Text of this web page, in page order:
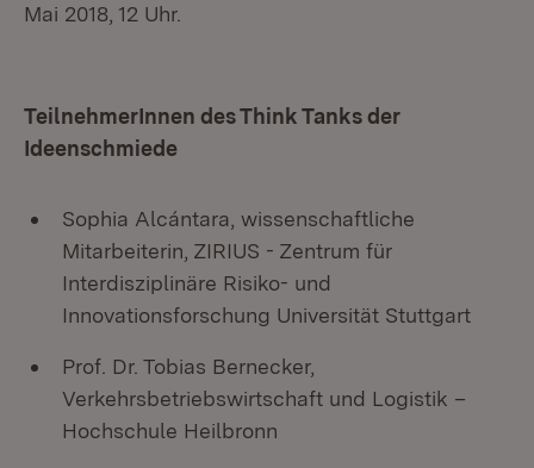
Mai 2018, 12 Uhr.
TeilnehmerInnen des Think Tanks der
Ideenschmiede
Sophia Alcántara, wissenschaftliche
Mitarbeiterin, ZIRIUS - Zentrum für
Interdisziplinäre Risiko- und
Innovationsforschung Universität Stuttgart
Prof. Dr. Tobias Bernecker,
Verkehrsbetriebswirtschaft und Logistik –
Hochschule Heilbronn